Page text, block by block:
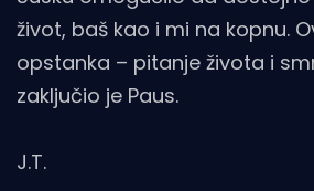
život, baš kao i mi na kopnu.
opstanka – pitanje života i
zaključio je Paus.
J.T.